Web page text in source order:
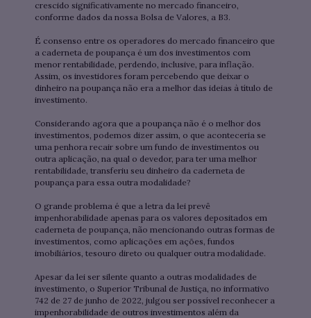
crescido significativamente no mercado financeiro,
conforme dados da nossa Bolsa de Valores, a B3.
É consenso entre os operadores do mercado financeiro que
a caderneta de poupança é um dos investimentos com
menor rentabilidade, perdendo, inclusive, para inflação.
Assim, os investidores foram percebendo que deixar o
dinheiro na poupança não era a melhor das ideias à título de
investimento.
Considerando agora que a poupança não é o melhor dos
investimentos, podemos dizer assim, o que aconteceria se
uma penhora recair sobre um fundo de investimentos ou
outra aplicação, na qual o devedor, para ter uma melhor
rentabilidade, transferiu seu dinheiro da caderneta de
poupança para essa outra modalidade?
O grande problema é que a letra da lei prevê
impenhorabilidade apenas para os valores depositados em
caderneta de poupança, não mencionando outras formas de
investimentos, como aplicações em ações, fundos
imobiliários, tesouro direto ou qualquer outra modalidade.
Apesar da lei ser silente quanto a outras modalidades de
investimento, o Superior Tribunal de Justiça, no informativo
742 de 27 de junho de 2022, julgou ser possível reconhecer a
impenhorabilidade de outros investimentos além da